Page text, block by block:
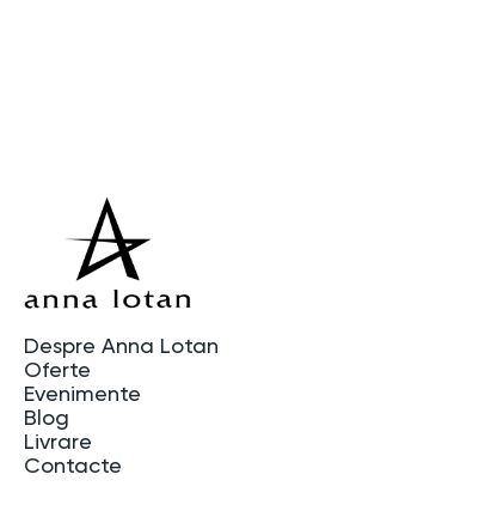
Despre Anna Lotan
Oferte
Evenimente
Blog
Livrare
Contacte